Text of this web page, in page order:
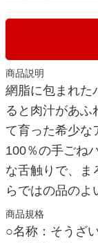
商品説明
網脂に包まれた
ると肉汁があふ
て育った希少な
100％の手ごね
な舌触りで、
らではの品のよ
商品規格
○名称：そうざ